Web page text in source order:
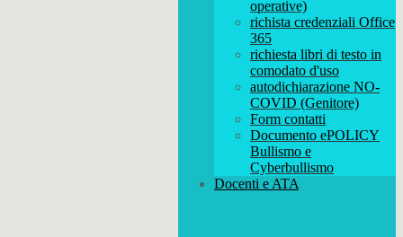
operative)
richista credenziali Office
365
richiesta libri di testo in
comodato d'uso
autodichiarazione NO-
COVID (Genitore)
Form contatti
Documento ePOLICY
Bullismo e
Cyberbullismo
Docenti e ATA